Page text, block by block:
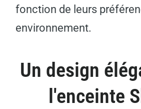
fonction de leurs
environnement.
Un design
l'enceinte